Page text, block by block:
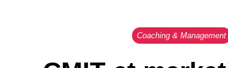
Coaching & Management